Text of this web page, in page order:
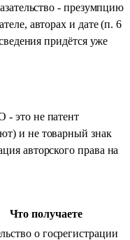
- презумпцию
авторах и дате (п. 6
придётся уже
- это не патент
и не товарный знак
авторского права на
Что получаете
о госрегистрации